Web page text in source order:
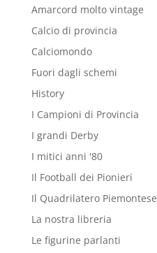
Amarcord molto vintage
Calcio di provincia
Calciomondo
Fuori dagli schemi
History
I Campioni di Provincia
I grandi Derby
I mitici anni '80
Il Football dei Pionieri
Il Quadrilatero Piemontese
La nostra libreria
Le figurine parlanti